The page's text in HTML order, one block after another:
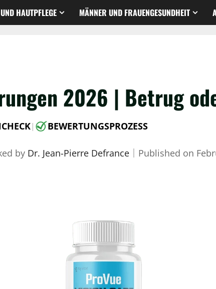
HAUTPFLEGE MÄNNER UND FRAUENGESUNDHEIT
2026 | Betrug
| BEWERTUNGSPROZESS
by Dr. Jean-Pierre Defrance｜ Published on